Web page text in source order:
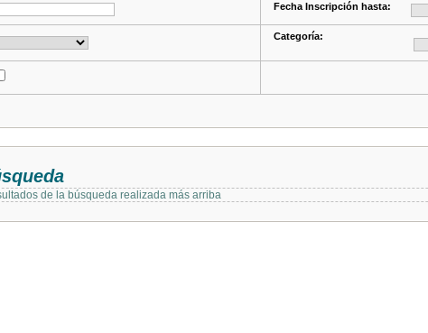
Fecha Inscripción hasta:
Categoría:
de la búsqueda realizada más arriba